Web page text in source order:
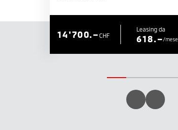
CHF
14'700.– Leasing da
618.–/mese